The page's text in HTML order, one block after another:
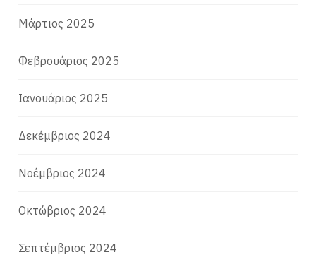
Μάρτιος 2025
Φεβρουάριος 2025
Ιανουάριος 2025
Δεκέμβριος 2024
Νοέμβριος 2024
Οκτώβριος 2024
Σεπτέμβριος 2024